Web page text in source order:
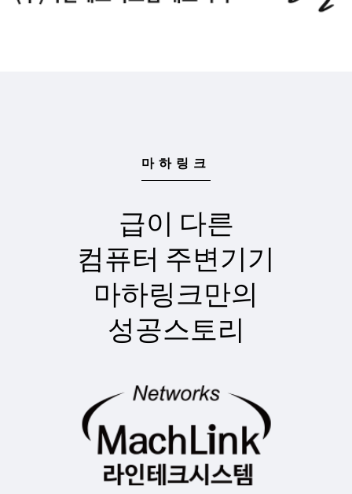
마하링크
급이 다른
컴퓨터 주변기기
마하링크만의
성공스토리